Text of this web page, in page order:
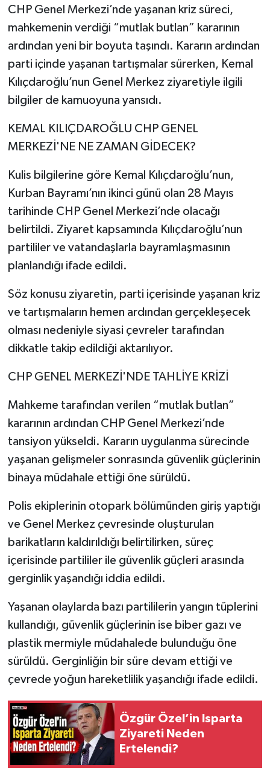
CHP Genel Merkezi’nde yaşanan kriz süreci,
mahkemenin verdiği “mutlak butlan” kararının
ardından yeni bir boyuta taşındı. Kararın ardından
parti içinde yaşanan tartışmalar sürerken, Kemal
Kılıçdaroğlu’nun Genel Merkez ziyaretiyle ilgili
bilgiler de kamuoyuna yansıdı.
KEMAL KILIÇDAROĞLU CHP GENEL
MERKEZİ'NE NE ZAMAN GİDECEK?
Kulis bilgilerine göre Kemal Kılıçdaroğlu’nun,
Kurban Bayramı’nın ikinci günü olan 28 Mayıs
tarihinde CHP Genel Merkezi’nde olacağı
belirtildi. Ziyaret kapsamında Kılıçdaroğlu’nun
partililer ve vatandaşlarla bayramlaşmasının
planlandığı ifade edildi.
Söz konusu ziyaretin, parti içerisinde yaşanan kriz
ve tartışmaların hemen ardından gerçekleşecek
olması nedeniyle siyasi çevreler tarafından
dikkatle takip edildiği aktarılıyor.
CHP GENEL MERKEZİ'NDE TAHLİYE KRİZİ
Mahkeme tarafından verilen “mutlak butlan”
kararının ardından CHP Genel Merkezi’nde
tansiyon yükseldi. Kararın uygulanma sürecinde
yaşanan gelişmeler sonrasında güvenlik güçlerinin
binaya müdahale ettiği öne sürüldü.
Polis ekiplerinin otopark bölümünden giriş yaptığı
ve Genel Merkez çevresinde oluşturulan
barikatların kaldırıldığı belirtilirken, süreç
içerisinde partililer ile güvenlik güçleri arasında
gerginlik yaşandığı iddia edildi.
Yaşanan olaylarda bazı partililerin yangın tüplerini
kullandığı, güvenlik güçlerinin ise biber gazı ve
plastik mermiyle müdahalede bulunduğu öne
sürüldü. Gerginliğin bir süre devam ettiği ve
çevrede yoğun hareketlilik yaşandığı ifade edildi.
Özgür Özel’in Isparta
Ziyareti Neden
Ertelendi?
Türkiye
Yerel
Künye